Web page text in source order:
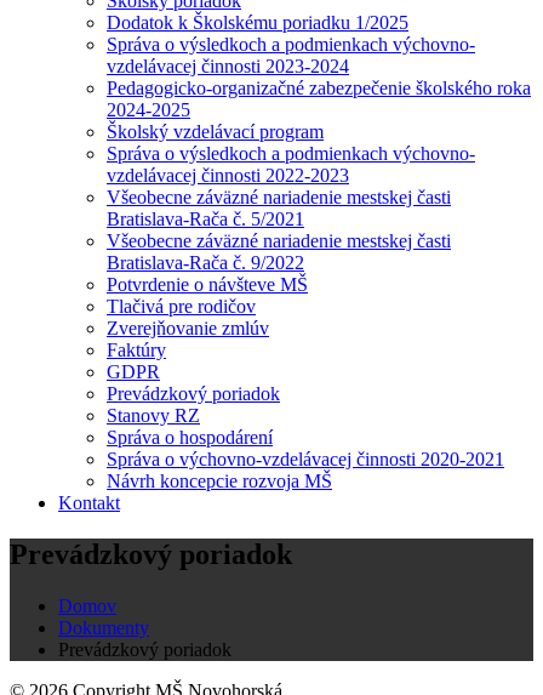
Dodatok k Školskému poriadku 1/2025
Správa o výsledkoch a podmienkach výchovno-
vzdelávacej činnosti 2023-2024
Pedagogicko-organizačné zabezpečenie školského roka
2024-2025
Školský vzdelávací program
Správa o výsledkoch a podmienkach výchovno-
vzdelávacej činnosti 2022-2023
Všeobecne záväzné nariadenie mestskej časti
Bratislava-Rača č. 5/2021
Všeobecne záväzné nariadenie mestskej časti
Bratislava-Rača č. 9/2022
Potvrdenie o návšteve MŠ
Tlačivá pre rodičov
Zverejňovanie zmlúv
Faktúry
GDPR
Prevádzkový poriadok
Stanovy RZ
Správa o hospodárení
Správa o výchovno-vzdelávacej činnosti 2020-2021
Návrh koncepcie rozvoja MŠ
Kontakt
Prevádzkový poriadok
Domov
Dokumenty
Prevádzkový poriadok
© 2026 Copyright MŠ Novohorská